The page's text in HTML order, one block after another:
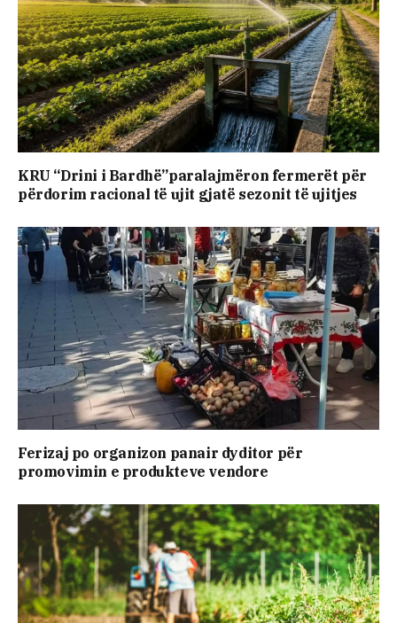
KRU “Drini i Bardhë”paralajmëron fermerët për
përdorim racional të ujit gjatë sezonit të ujitjes
Ferizaj po organizon panair dyditor për
promovimin e produkteve vendore